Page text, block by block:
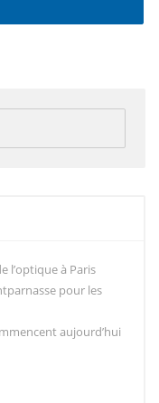
l’optique à Paris
pour les
aujourd’hui